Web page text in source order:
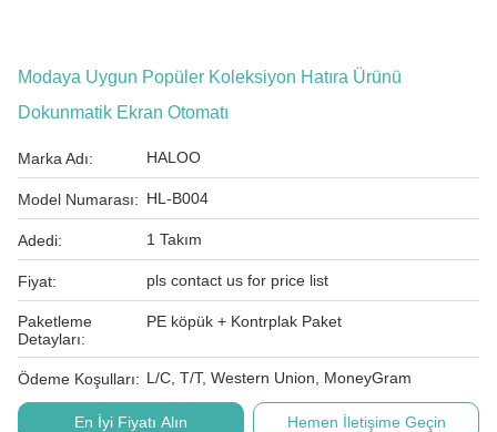
Modaya Uygun Popüler Koleksiyon Hatıra Ürünü
Dokunmatik Ekran Otomatı
Marka Adı: HALOO
Model Numarası: HL-B004
Adedi: 1 Takım
Fiyat: pls contact us for price list
Paketleme
Detayları:
PE köpük + Kontrplak Paket
Ödeme Koşulları: L/C, T/T, Western Union, MoneyGram
En İyi Fiyatı Alın Hemen İletişime Geçin